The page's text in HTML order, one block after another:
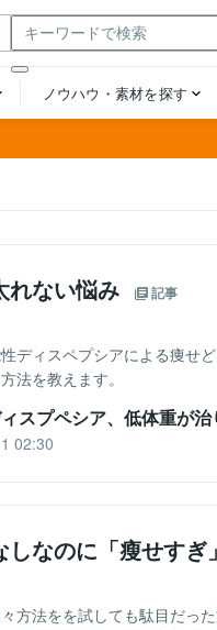
れない悩み 記事
ディスペプシアによる痩せ
法を教えます。
スプペシア、低体重が治
02:30
しなのに「瘦せすぎ
方法をを試しても駄目だっ